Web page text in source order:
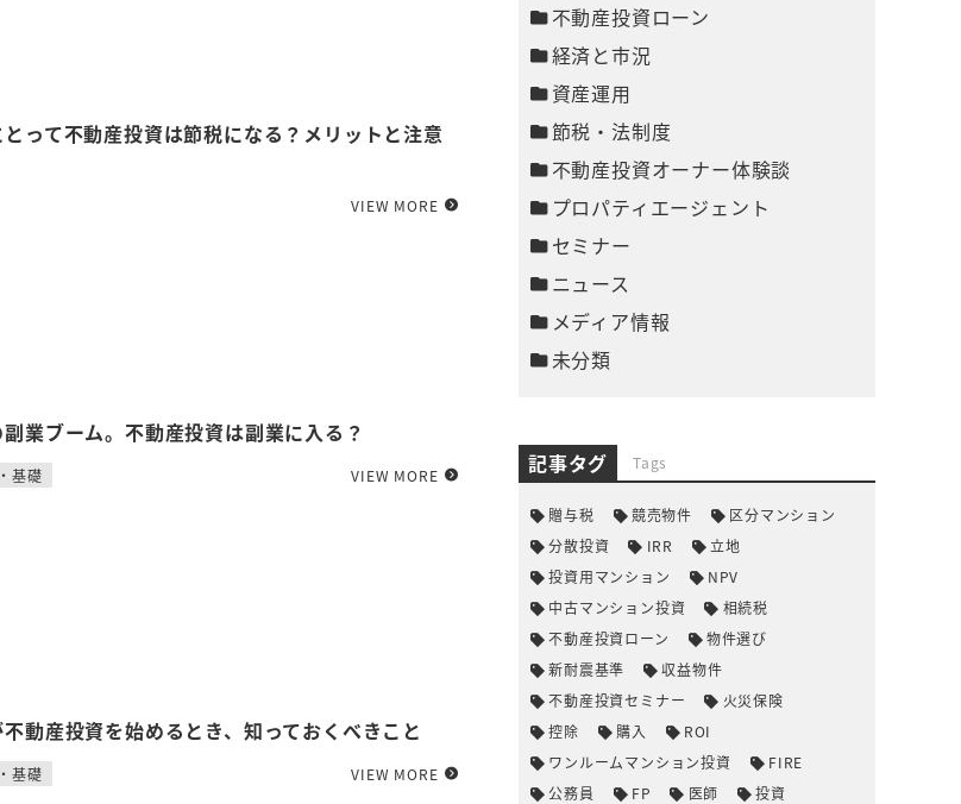
って不動産投資は節税になる？メリットと注意
VIEW MORE
業ブーム。不動産投資は副業に入る？
基礎 VIEW MORE
動産投資を始めるとき、知っておくべきこと
基礎 VIEW MORE
不動産投資ローン
経済と市況
資産運用
節税・法制度
不動産投資オーナー体験談
プロパティエージェント
セミナー
ニュース
メディア情報
未分類
記事タグ Tags
贈与税 競売物件
区分マンション
分散投資
IRR
立地
投資用マンション
NPV
中古マンション投資
相続税
不動産投資ローン
物件選び
新耐震基準
収益物件
不動産投資セミナー
火災保険
控除
購入
ROI
ワンルームマンション投資
FIRE
公務員
FP 医師
投資